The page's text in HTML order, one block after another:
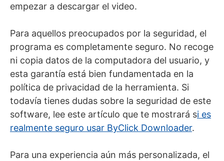
empezar a descargar el video.
Para aquellos preocupados por la seguridad, el
programa es completamente seguro. No recoge
ni copia datos de la computadora del usuario, y
esta garantía está bien fundamentada en la
política de privacidad de la herramienta. Si
todavía tienes dudas sobre la seguridad de este
software, lee este artículo que te mostrará si es
realmente seguro usar ByClick Downloader.
Para una experiencia aún más personalizada, el